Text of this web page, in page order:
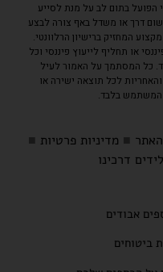
הפועל בתום לב על מנת לסייע
דרך או משדל באף צורה לבצע
המחזיק ברישיון הרלוונטי.
או תחליף לייעוץ פיננסי וכל
כל המסתמך על האמור לעיל
לכל תוצאה ישירה או
המשתמש בלבד.
■ מדיניות פרטיות ■
דרכינו
אבודים
ביטוחים